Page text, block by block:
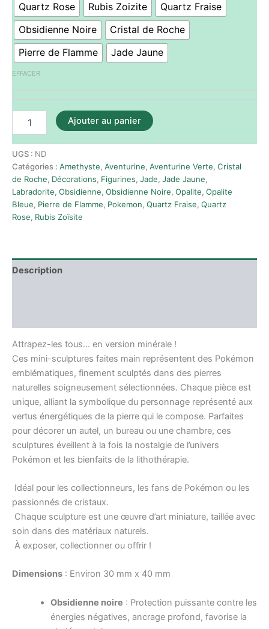
Quartz Rose
Rubis Zoizite
Quartz Fraise
Obsidienne Noire
Cristal de Roche
Pierre de Flamme
Jade Jaune
EFFACER
Ajouter au panier
UGS : ND
Catégories : Amethyste, Aventurine, Aventurine Verte, Cristal
de Roche, Décorations, Figurines, Jade, Jade Jaune,
Labradorite, Obsidienne, Obsidienne Noire, Opalite, Opalite
Bleue, Pierre de Flamme, Pokemon, Quartz Fraise, Quartz
Rose, Rubis Zoïsite
Description
Attrapez-les tous… en version minérale !
Ces mini-sculptures faites main représentent des Pokémon
emblématiques, finement sculptés dans des pierres
naturelles soigneusement sélectionnées. Chaque pièce est
unique, alliant la symbolique du personnage représenté aux
vertus énergétiques de la pierre qui le compose. Parfaites
pour décorer un autel, un bureau ou une chambre, ces
sculptures éveillent à la fois la nostalgie de l’univers
Pokémon et les bienfaits de la lithothérapie.
Idéal pour les collectionneurs, les fans de Pokémon ou les
passionnés de cristaux.
Chaque sculpture est une œuvre d’art miniature, taillée avec
soin dans des matériaux naturels.
À exposer, collectionner ou offrir !
Dimensions : Environ 30 mm x 40 mm
Obsidienne noire : Protection puissante contre les
énergies négatives, ancrage profond, favorise la